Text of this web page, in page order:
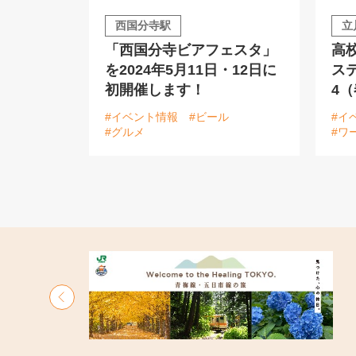
西国分寺駅
「西国分寺ビアフェスタ」
を2024年5月11日・12日に
初開催します！
#イベント情報
#ビール
#グルメ
立
高
ス
4
#イ
#ワ